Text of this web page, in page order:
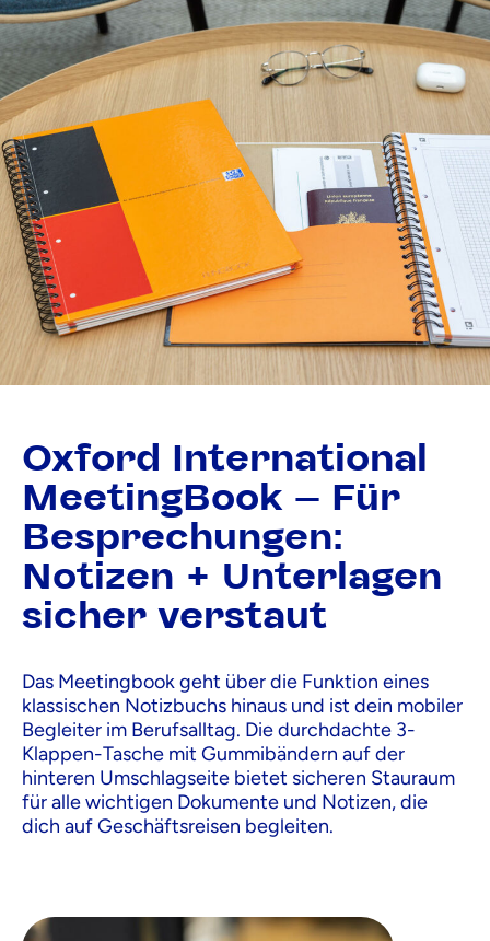
Oxford International
MeetingBook – Für
Besprechungen:
Notizen + Unterlagen
sicher verstaut
Das Meetingbook geht über die Funktion eines
klassischen Notizbuchs hinaus und ist dein mobiler
Begleiter im Berufsalltag. Die durchdachte 3-
Klappen-Tasche mit Gummibändern auf der
hinteren Umschlagseite bietet sicheren Stauraum
für alle wichtigen Dokumente und Notizen, die
dich auf Geschäftsreisen begleiten.